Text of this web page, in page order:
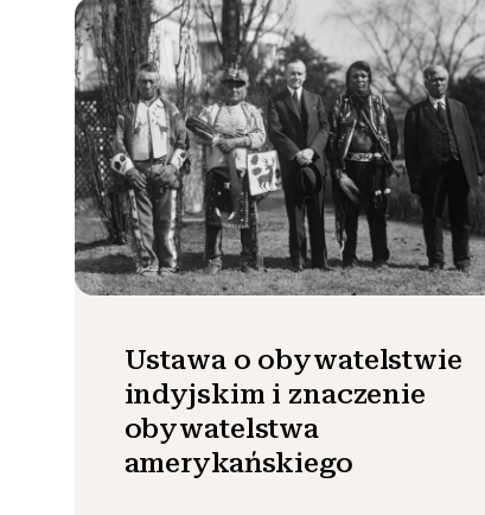
Ustawa o obywatelstwie
indyjskim i znaczenie
obywatelstwa
amerykańskiego